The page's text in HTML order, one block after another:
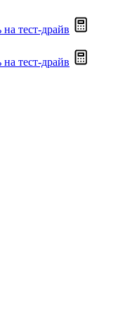
на тест-драйв
на тест-драйв